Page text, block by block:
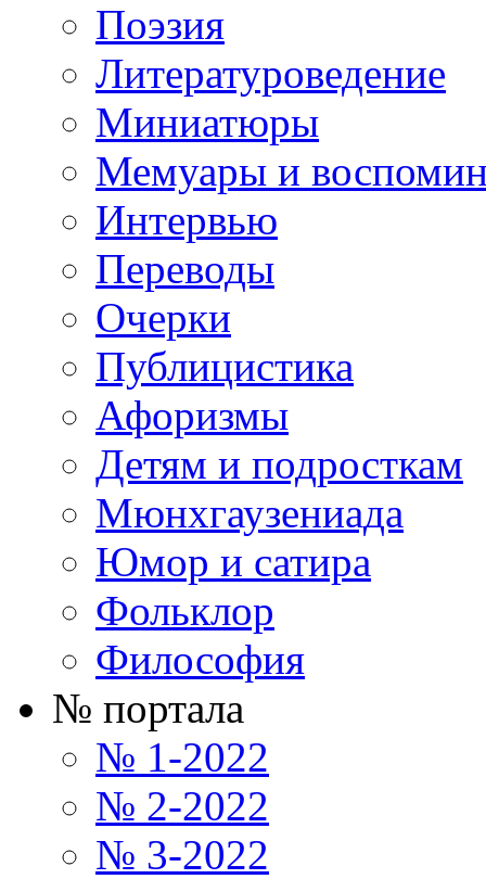
Поэзия
Литературоведение
Миниатюры
Мемуары и
Интервью
Переводы
Очерки
Публицистика
Афоризмы
Детям и подросткам
Мюнхгаузениада
Юмор и сатира
Фольклор
Философия
№ портала
№ 1-2022
№ 2-2022
№ 3-2022